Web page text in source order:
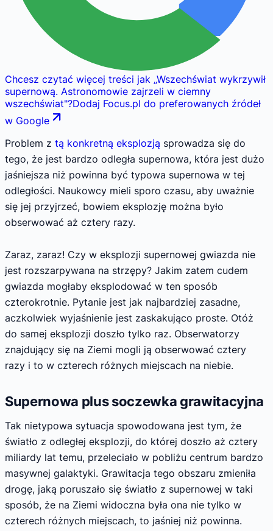
Chcesz czytać więcej treści jak „Wszechświat wykrzywił
supernową. Astronomowie zajrzeli w ciemny
wszechświat"?Dodaj Focus.pl do preferowanych źródeł
w Google
Problem z tą konkretną eksplozją sprowadza się do
tego, że jest bardzo odległa supernowa, która jest dużo
jaśniejsza niż powinna być typowa supernowa w tej
odległości. Naukowcy mieli sporo czasu, aby uważnie
się jej przyjrzeć, bowiem eksplozję można było
obserwować aż cztery razy.
Zaraz, zaraz! Czy w eksplozji supernowej gwiazda nie
jest rozszarpywana na strzępy? Jakim zatem cudem
gwiazda mogłaby eksplodować w ten sposób
czterokrotnie. Pytanie jest jak najbardziej zasadne,
aczkolwiek wyjaśnienie jest zaskakująco proste. Otóż
do samej eksplozji doszło tylko raz. Obserwatorzy
znajdujący się na Ziemi mogli ją obserwować cztery
razy i to w czterech różnych miejscach na niebie.
Supernowa plus soczewka grawitacyjna
Tak nietypowa sytuacja spowodowana jest tym, że
światło z odległej eksplozji, do której doszło aż cztery
miliardy lat temu, przeleciało w pobliżu centrum bardzo
masywnej galaktyki. Grawitacja tego obszaru zmieniła
drogę, jaką poruszało się światło z supernowej w taki
sposób, że na Ziemi widoczna była ona nie tylko w
czterech różnych miejscach, to jaśniej niż powinna.